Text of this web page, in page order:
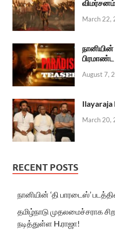
விமர்சனம்
March 22,
நானியின்
August 7,
Ilayaraja
March 20,
RECENT POSTS
நானியின் ‘தி பாரடைஸ்’
தமிழ்நாடு முதலமைச்சராக
நடித்துள்ள H.ராஜா!